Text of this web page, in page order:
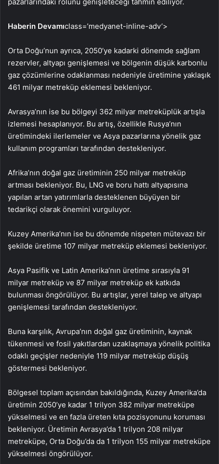
Haberin Devamıclass=’medyanet-inline-adv’>
Orta Doğu’nun ayrıca, 2050’ye kadarki dönemde sağlam
rezervler, altyapı genişlemesi ve bölgenin düşük karbonlu
gaz çözümlerine odaklanması nedeniyle üretimine yaklaşık
461 milyar metreküp eklemesi bekleniyor.
Avrasya’nın ise bu bölgeyi 362 milyar metreküplük artışla
izlemesi hesaplanıyor. Bu artış, özellikle Rusya’nın
üretimindeki ilerlemeler ve Asya pazarlarına yönelik gaz
kullanım programları tarafından destekleniyor.
Afrika’nın doğal gaz üretiminin 250 milyar metreküp
artması bekleniyor. Bu, LNG ve boru hattı altyapısına
yapılan artan yatırımlarla desteklenen büyüyen bir
tedarikçi olarak önemini vurguluyor.
Kuzey Amerika’nın ise bu dönemde nispeten mütevazı bir
şekilde üretime 107 milyar metreküp eklemesi bekleniyor.
Asya Pasifik ve Latin Amerika’nın üretime sırasıyla 91
milyar metreküp ve 87 milyar metreküp ek katkıda
bulunması öngörülüyor. Bu artışlar, yerel talep ve altyapı
genişlemesi tarafından destekleniyor.
Buna karşılık, Avrupa’nın doğal gaz üretiminin, kaynak
tükenmesi ve fosil yakıtlardan uzaklaşmaya yönelik politika
odaklı geçişler nedeniyle 119 milyar metreküp düşüş
göstermesi bekleniyor.
Bölgesel toplam açısından bakıldığında, Kuzey Amerika’da
üretimin 2050’ye kadar 1 trilyon 382 milyar metreküpe
yükselmesi ve en fazla üreten kıta pozisyonunu koruması
bekleniyor. Üretimin Avrasya’da 1 trilyon 208 milyar
metreküpe, Orta Doğu’da da 1 trilyon 155 milyar metreküpe
yükselmesi öngörülüyor.